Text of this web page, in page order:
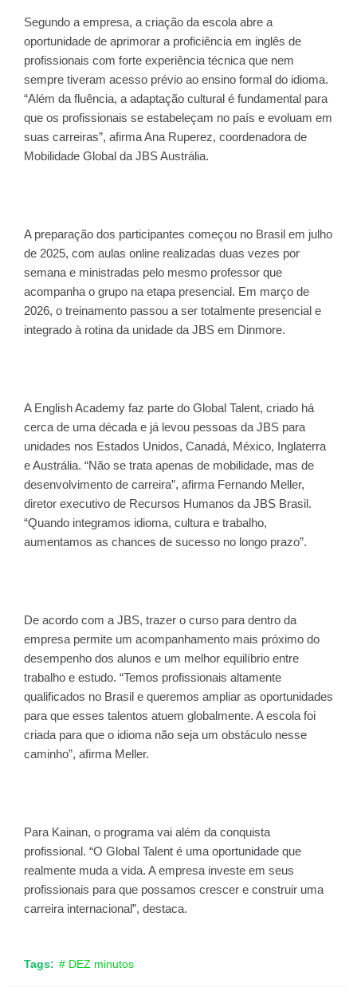
Segundo a empresa, a criação da escola abre a
oportunidade de aprimorar a proficiência em inglês de
profissionais com forte experiência técnica que nem
sempre tiveram acesso prévio ao ensino formal do idioma.
“Além da fluência, a adaptação cultural é fundamental para
que os profissionais se estabeleçam no país e evoluam em
suas carreiras”, afirma Ana Ruperez, coordenadora de
Mobilidade Global da JBS Austrália.
A preparação dos participantes começou no Brasil em julho
de 2025, com aulas online realizadas duas vezes por
semana e ministradas pelo mesmo professor que
acompanha o grupo na etapa presencial. Em março de
2026, o treinamento passou a ser totalmente presencial e
integrado à rotina da unidade da JBS em Dinmore.
A English Academy faz parte do Global Talent, criado há
cerca de uma década e já levou pessoas da JBS para
unidades nos Estados Unidos, Canadá, México, Inglaterra
e Austrália. “Não se trata apenas de mobilidade, mas de
desenvolvimento de carreira”, afirma Fernando Meller,
diretor executivo de Recursos Humanos da JBS Brasil.
“Quando integramos idioma, cultura e trabalho,
aumentamos as chances de sucesso no longo prazo”.
De acordo com a JBS, trazer o curso para dentro da
empresa permite um acompanhamento mais próximo do
desempenho dos alunos e um melhor equilíbrio entre
trabalho e estudo. “Temos profissionais altamente
qualificados no Brasil e queremos ampliar as oportunidades
para que esses talentos atuem globalmente. A escola foi
criada para que o idioma não seja um obstáculo nesse
caminho”, afirma Meller.
Para Kainan, o programa vai além da conquista
profissional. “O Global Talent é uma oportunidade que
realmente muda a vida. A empresa investe em seus
profissionais para que possamos crescer e construir uma
carreira internacional”, destaca.
Tags: # DEZ minutos